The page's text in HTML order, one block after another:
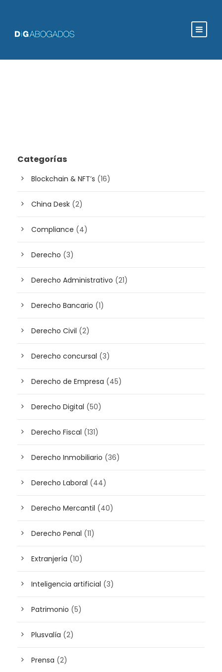
Categorías
Blockchain & NFT’s (16)
China Desk (2)
Compliance (4)
Derecho (3)
Derecho Administrativo (21)
Derecho Bancario (1)
Derecho Civil (2)
Derecho concursal (3)
Derecho de Empresa (45)
Derecho Digital (50)
Derecho Fiscal (131)
Derecho Inmobiliario (36)
Derecho Laboral (44)
Derecho Mercantil (40)
Derecho Penal (11)
Extranjería (10)
Inteligencia artificial (3)
Patrimonio (5)
Plusvalía (2)
Prensa (2)